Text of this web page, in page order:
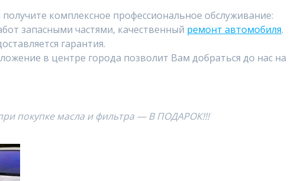
комплексное профессиональное обслуживание:
запасными частями, качественный ремонт автомобиля.
гарантия.
в центре города позволит Вам добраться до нас на
покупке масла и фильтра — В ПОДАРОК!!!